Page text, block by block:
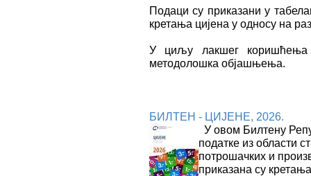
Подаци су приказани у
кретања цијена у односу на
У циљу лакшег коришћења
методолошка објашњења.
БИЛТЕН - ЦИЈЕНЕ, 2026.
У овом Билтену
податке из области
потрошачких и
приказана су